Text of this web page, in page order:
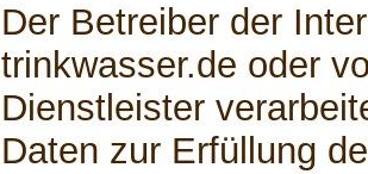
Der Betreiber der
trinkwasser.de oder
Dienstleister
Daten zur Erfüllung